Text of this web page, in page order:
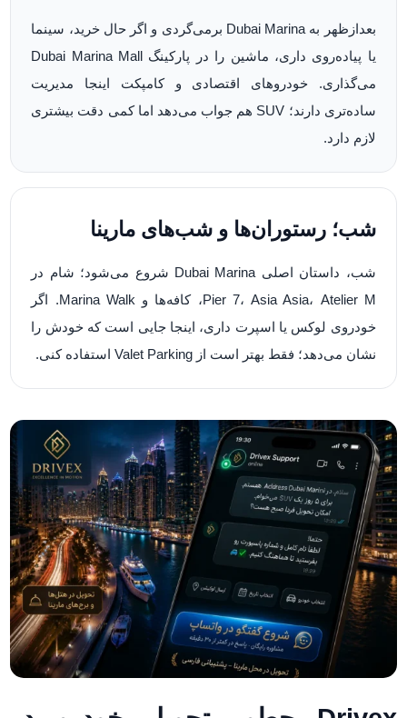
بعدازظهر به Dubai Marina برمی‌گردی و اگر حال خرید، سینما
یا پیاده‌روی داری، ماشین را در پارکینگ Dubai Marina Mall
می‌گذاری. خودروهای اقتصادی و کامپکت اینجا مدیریت
ساده‌تری دارند؛ SUV هم جواب می‌دهد اما کمی دقت بیشتری
لازم دارد.
شب؛ رستوران‌ها و شب‌های مارینا
شب، داستان اصلی Dubai Marina شروع می‌شود؛ شام در
Pier 7، Asia Asia، Atelier M، کافه‌ها و Marina Walk. اگر
خودروی لوکس یا اسپرت داری، اینجا جایی است که خودش را
نشان می‌دهد؛ فقط بهتر است از Valet Parking استفاده کنی.